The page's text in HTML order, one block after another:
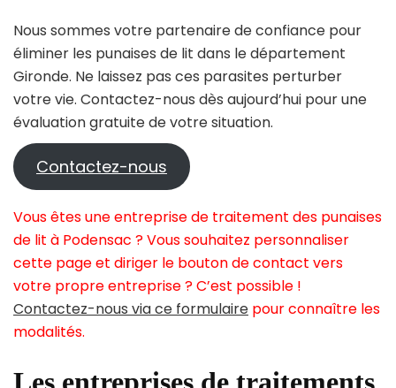
Nous sommes votre partenaire de confiance pour
éliminer les punaises de lit dans le département
Gironde. Ne laissez pas ces parasites perturber
votre vie. Contactez-nous dès aujourd’hui pour une
évaluation gratuite de votre situation.
Contactez-nous
Vous êtes une entreprise de traitement des punaises
de lit à Podensac ? Vous souhaitez personnaliser
cette page et diriger le bouton de contact vers
votre propre entreprise ? C’est possible !
Contactez-nous via ce formulaire pour connaître les
modalités.